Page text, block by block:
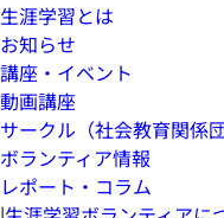
生涯学習とは
お知らせ
講座・イベント
動画講座
サークル（社会教育関係団
ボランティア情報
レポート・コラム